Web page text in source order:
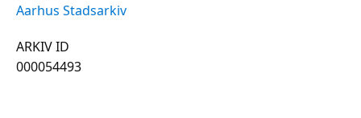
Aarhus Stadsarkiv
ARKIV ID
000054493